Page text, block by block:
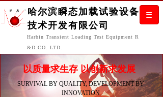
哈尔滨瞬态加载试验设备
技术开发有限公司
Harbin Transient Loading Test Equipment R
&D CO. LTD.
以质量求生存 以创新求发展
SURVIVAL BY QUALITY, DEVELOPMENT BY
INNOVATION